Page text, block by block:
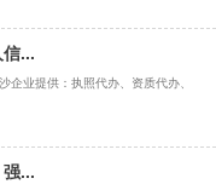
...
企业提供：执照代办、资质代办、
...